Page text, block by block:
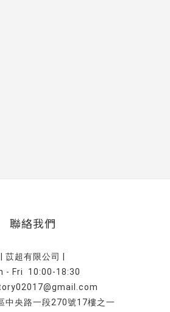
聯絡我們
| 苡超有限公司 |
- Fri 10:00-18:30
中央路一段270號17樓之一